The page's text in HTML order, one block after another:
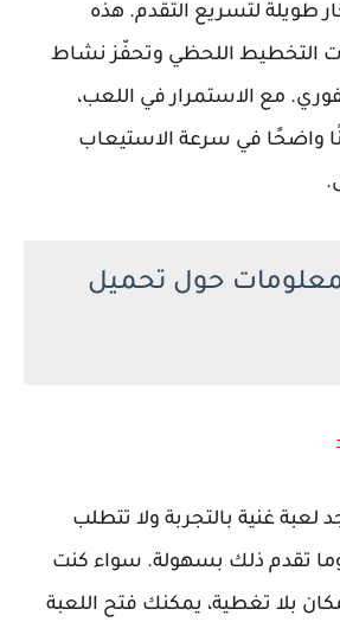
طويلة لتسريع التقدم. هذه
التخطيط اللحظي وتحفّز نشاط
مع الاستمرار في اللعب،
واضحًا في سرعة الاستيعاب
حول تحميل
لعبة غنية بالتجربة ولا تتطلب
تقدم ذلك بسهولة. سواء كنت
بلا تغطية، يمكنك فتح اللعبة